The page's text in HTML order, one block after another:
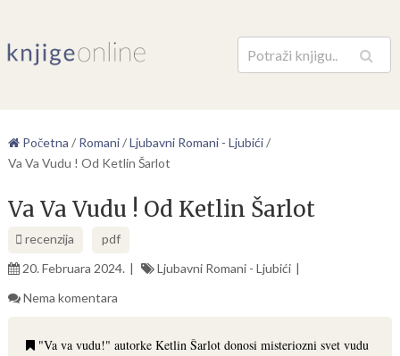
Pretraga
Početna / Romani/Ljubavni Romani - Ljubići/
Va Va Vudu ! Od Ketlin Šarlot
Va Va Vudu ! Od Ketlin Šarlot
recenzija
pdf
20. Februara 2024.
Ljubavni Romani - Ljubići
Nema komentara
"Va va vudu!" autorke Ketlin Šarlot donosi misteriozni svet vudu